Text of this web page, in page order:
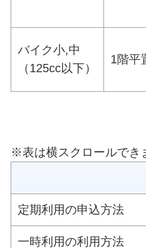
バイク小,中
（125cc以下）
1階平
※表は横スクロールでき
定期利用の申込方法
一時利用の利用方法